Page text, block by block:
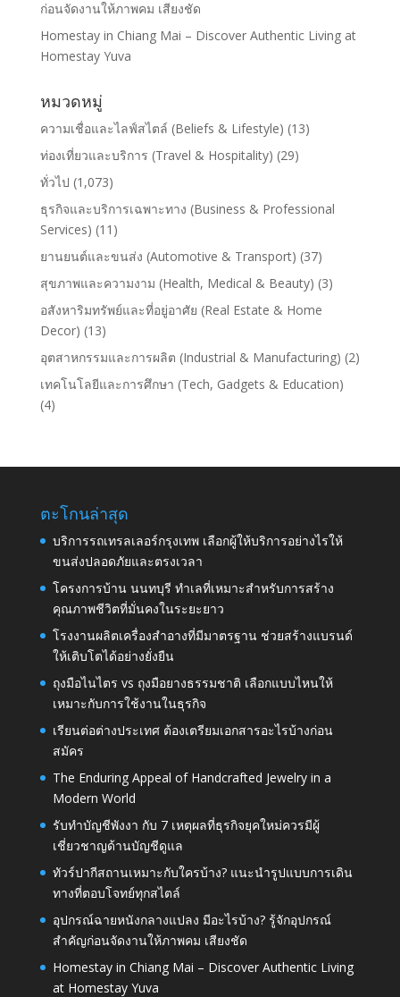
ก่อนจัดงานให้ภาพคม เสียงชัด
Homestay in Chiang Mai – Discover Authentic Living at
Homestay Yuva
หมวดหมู่
ความเชื่อและไลฟ์สไตล์ (Beliefs & Lifestyle) (13)
ท่องเที่ยวและบริการ (Travel & Hospitality) (29)
ทั่วไป (1,073)
ธุรกิจและบริการเฉพาะทาง (Business & Professional
Services) (11)
ยานยนต์และขนส่ง (Automotive & Transport) (37)
สุขภาพและความงาม (Health, Medical & Beauty) (3)
อสังหาริมทรัพย์และที่อยู่อาศัย (Real Estate & Home
Decor) (13)
อุตสาหกรรมและการผลิต (Industrial & Manufacturing) (2)
เทคโนโลยีและการศึกษา (Tech, Gadgets & Education)
(4)
ตะโกนล่าสุด
บริการรถเทรลเลอร์กรุงเทพ เลือกผู้ให้บริการอย่างไรให้
ขนส่งปลอดภัยและตรงเวลา
โครงการบ้าน นนทบุรี ทำเลที่เหมาะสำหรับการสร้าง
คุณภาพชีวิตที่มั่นคงในระยะยาว
โรงงานผลิตเครื่องสำอางที่มีมาตรฐาน ช่วยสร้างแบรนด์
ให้เติบโตได้อย่างยั่งยืน
ถุงมือไนไตร vs ถุงมือยางธรรมชาติ เลือกแบบไหนให้
เหมาะกับการใช้งานในธุรกิจ
เรียนต่อต่างประเทศ ต้องเตรียมเอกสารอะไรบ้างก่อน
สมัคร
The Enduring Appeal of Handcrafted Jewelry in a
Modern World
รับทำบัญชีพังงา กับ 7 เหตุผลที่ธุรกิจยุคใหม่ควรมีผู้
เชี่ยวชาญด้านบัญชีดูแล
ทัวร์ปากีสถานเหมาะกับใครบ้าง? แนะนำรูปแบบการเดิน
ทางที่ตอบโจทย์ทุกสไตล์
อุปกรณ์ฉายหนังกลางแปลง มีอะไรบ้าง? รู้จักอุปกรณ์
สำคัญก่อนจัดงานให้ภาพคม เสียงชัด
Homestay in Chiang Mai – Discover Authentic Living
at Homestay Yuva